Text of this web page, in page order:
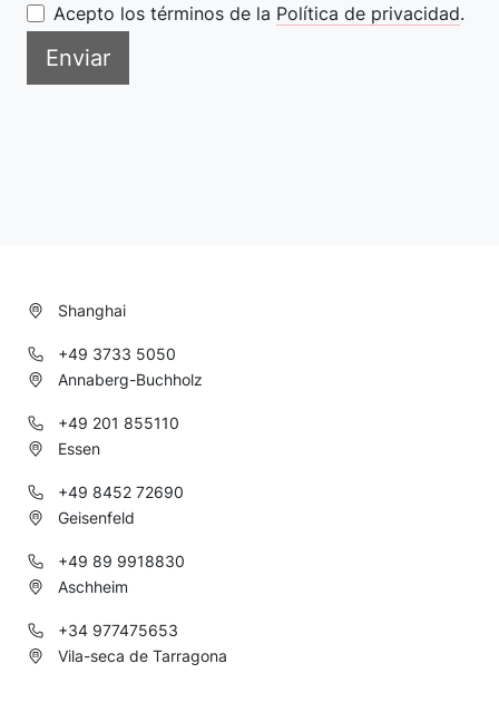
Acepto los términos de la Política de privacidad.
Enviar
Shanghai
+49 3733 5050
Annaberg-Buchholz
+49 201 855110
Essen
+49 8452 72690
Geisenfeld
+49 89 9918830
Aschheim
+34 977475653
Vila-seca de Tarragona